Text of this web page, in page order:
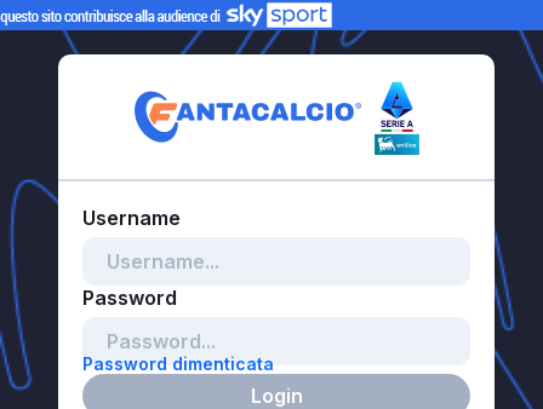
Password dimenticata
Login